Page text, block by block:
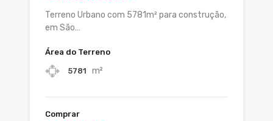
Terreno Urbano com 5781m² para construção,
em São…
Área do Terreno
5781 m²
Comprar